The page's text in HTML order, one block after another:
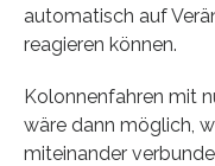
automatisch auf
reagieren können.
Kolonnenfahren mit
wäre dann möglich,
miteinander